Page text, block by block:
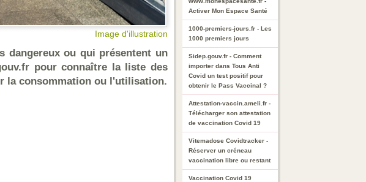
Image d'illustration
dangereux ou qui présentent un
pour connaître la liste des
la consommation ou l'utilisation.
Activer Mon Espace Santé
1000-premiers-jours.fr - Les
1000 premiers jours
Sidep.gouv.fr - Comment
importer dans Tous Anti
Covid un test positif pour
obtenir le Pass Vaccinal ?
Attestation-vaccin.ameli.fr -
Télécharger son attestation
de vaccination Covid 19
Vitemadose Covidtracker -
Réserver un créneau
vaccination libre ou restant
Vaccination Covid 19